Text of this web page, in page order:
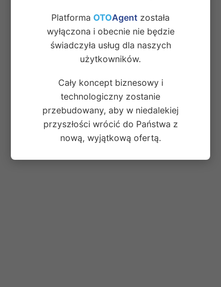
Platforma OTOAgent została
wyłączona i obecnie nie będzie
świadczyła usług dla naszych
użytkowników.
Cały koncept biznesowy i
technologiczny zostanie
przebudowany, aby w niedalekiej
przyszłości wrócić do Państwa z
nową, wyjątkową ofertą.